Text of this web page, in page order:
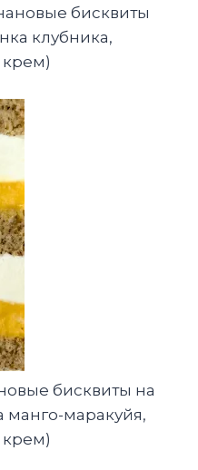
бисквиты
клубника,
бисквиты на
манго-маракуйя,